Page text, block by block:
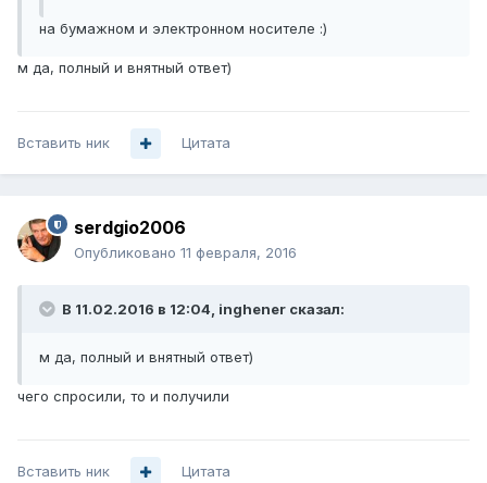
на бумажном и электронном носителе :)
м да, полный и внятный ответ)
Вставить ник Цитата
serdgio2006
Опубликовано 11 февраля, 2016
В 11.02.2016 в 12:04, inghener сказал:
м да, полный и внятный ответ)
чего спросили, то и получили
Вставить ник Цитата